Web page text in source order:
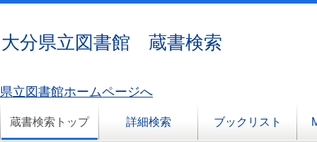
大分県立図書館 蔵書検索
県立図書館ホームページへ
蔵書検索トップ 詳細検索 ブックリスト